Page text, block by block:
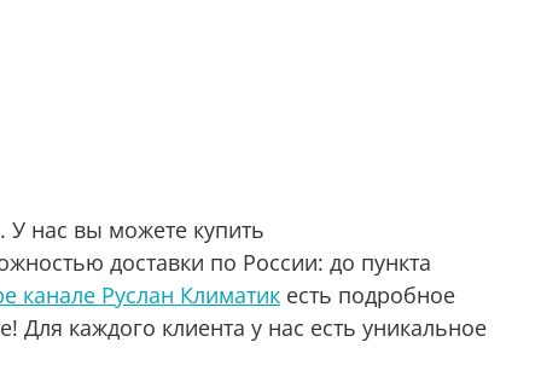
У нас вы можете купить
доставки по России: до пункта
канале Руслан Климатик есть подробное
Для каждого клиента у нас есть уникальное